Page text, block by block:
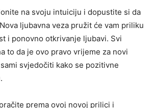
na svoju intuiciju i dopustite si da
ljubavna veza pružit će vam priliku
i ponovno otkrivanje ljubavi. Svi
to da je ovo pravo vrijeme za novi
svjedočiti kako se pozitivne
prema ovoj novoj prilici i